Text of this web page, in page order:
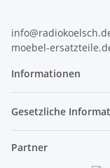
moebel-
Informationen
Gesetzliche
Partner